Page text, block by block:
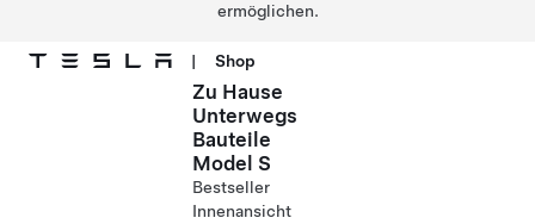
ermöglichen.
| Shop
Zu Hause
Unterwegs
Bauteile
Model S
Bestseller
Innenansicht